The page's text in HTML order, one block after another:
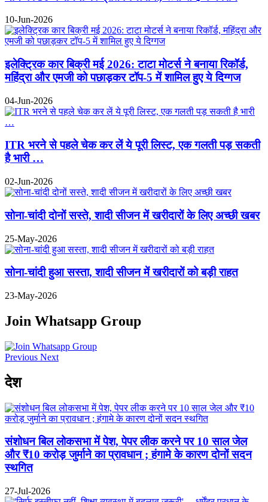
10-Jun-2026
इलेक्ट्रिक कार बिक्री मई 2026: टाटा मोटर्स ने बनाया रिकॉर्ड,
महिंद्रा और एमजी को पछाड़कर टॉप-5 में शामिल हुए ये दिग्गज
04-Jun-2026
ITR भरने से पहले चेक कर लें ये पूरी लिस्ट, एक गलती पड़ सकती
है भारी …
02-Jun-2026
सोना-चांदी दोनों सस्ते, शादी सीजन में खरीदारों के लिए अच्छी खबर
25-May-2026
सोना-चांदी हुआ सस्ता, शादी सीजन में खरीदारों को बड़ी राहत
23-May-2026
Join Whatsapp Group
Previous Next
देश
संशोधन बिल लोकसभा में पेश, पेपर लीक करने पर 10 साल जेल
और ₹10 करोड़ जुर्माने का प्रावधान ; हंगामे के कारण दोनों सदन
स्थगित
27-Jul-2026